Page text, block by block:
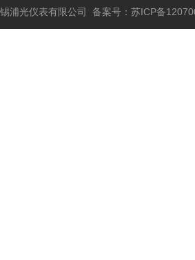
浦光仪表有限公司 备案号：苏ICP备